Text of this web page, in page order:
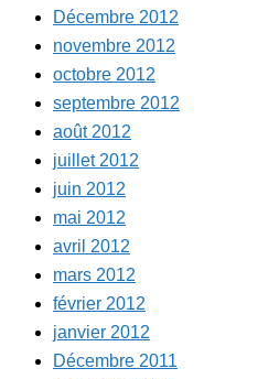
Décembre 2012
novembre 2012
octobre 2012
septembre 2012
août 2012
juillet 2012
juin 2012
mai 2012
avril 2012
mars 2012
février 2012
janvier 2012
Décembre 2011